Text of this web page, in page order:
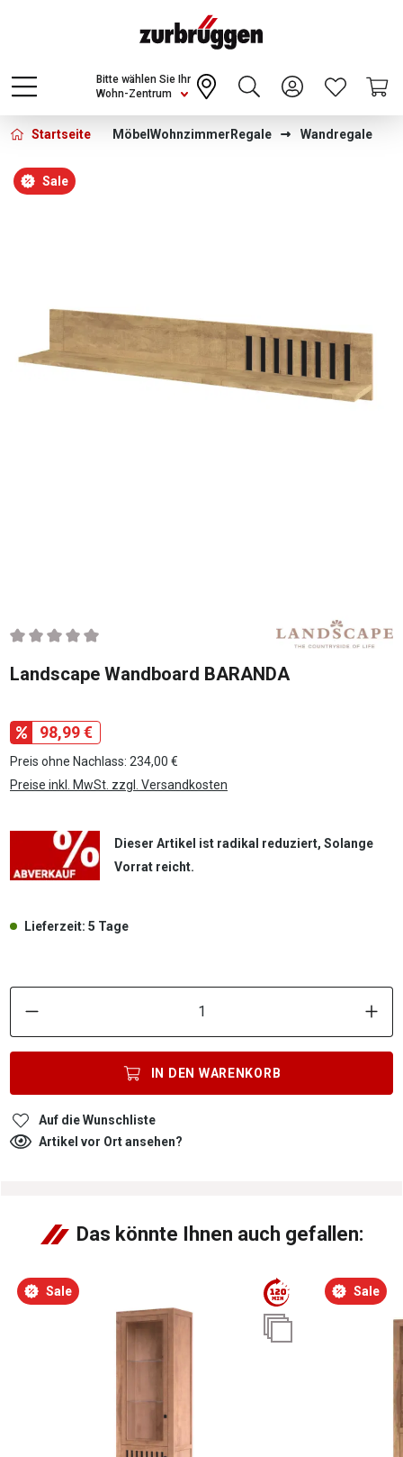
Choose a different country or region to see
content for your location and shop online
CONTINUE
Wohn-Zentrum
Bitte wählen Sie Ihr
Startseite Möbel Wohnzimmer Regale Wandregale
Bildergalerie überspringen
Sale
Durchschnittliche Bewertung von 0 von 5 Sternen
Landscape Wandboard BARANDA
98,99 €
Preis ohne Nachlass: 234,00 €
Preise inkl. MwSt. zzgl. Versandkosten
Dieser Artikel ist radikal reduziert, Solange
Vorrat reicht.
Lieferzeit: 5 Tage
IN DEN WARENKORB
Auf die Wunschliste
Artikel vor Ort ansehen?
Das könnte Ihnen auch gefallen:
Sale Sale